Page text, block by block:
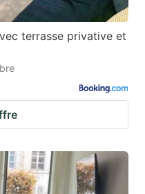
terrasse privative et